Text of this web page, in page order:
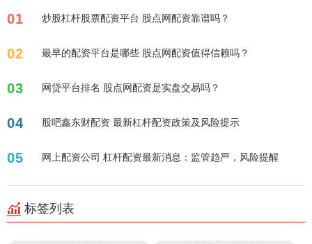
01 炒股杠杆股票配资平台 股点网配资靠谱吗？
02 最早的配资平台是哪些 股点网配资值得信赖吗？
03 网贷平台排名 股点网配资是实盘交易吗？
04 股吧鑫东财配资 最新杠杆配资政策及风险提示
05 网上配资公司 杠杆配资最新消息：监管趋严，风险提醒
标签列表